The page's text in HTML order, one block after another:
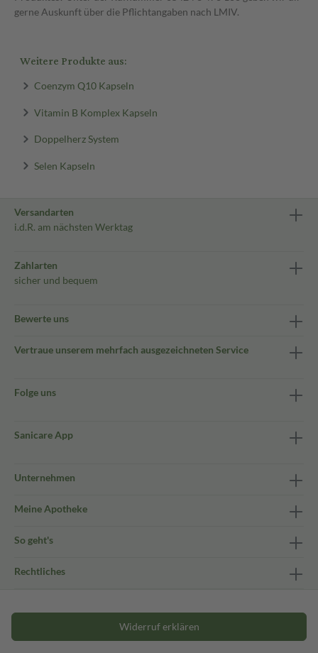
gerne Auskunft über die Pflichtangaben nach LMIV.
Weitere Produkte aus:
Coenzym Q10 Kapseln
Vitamin B Komplex Kapseln
Doppelherz System
Selen Kapseln
Versandarten
i.d.R. am nächsten Werktag
Zahlarten
sicher und bequem
Bewerte uns
Vertraue unserem mehrfach ausgezeichneten Service
Folge uns
Sanicare App
Unternehmen
Meine Apotheke
So geht's
Rechtliches
Widerruf erklären